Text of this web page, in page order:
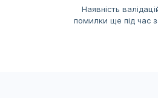
Наявність
помилки ще під час